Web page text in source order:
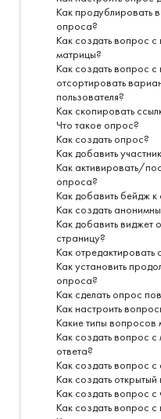
Как продублировать
опроса?
Как создать вопрос
матрицы?
Как создать вопрос
отсортировать
пользователя?
Как скопировать
Что такое опрос?
Как создать опрос?
Как добавить
Как активировать/
опроса?
Как добавить бейдж к
Как создать
Как добавить виджет
страницу?
Как
Как установить
опроса?
Как сделать опрос
Как настроить
Какие типы вопросов
Как создать вопрос
ответа?
Как создать вопрос
Как создать
Как создать вопрос с
Как создать вопрос